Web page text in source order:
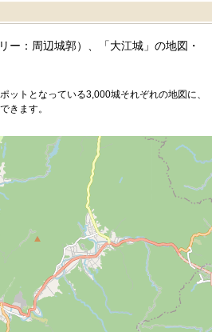
：周辺城郭）、「大江城」の地図・
ットとなっている3,000城それぞれの地図に、
きます。